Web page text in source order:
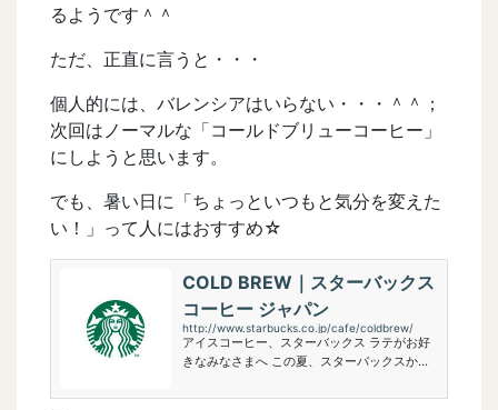
るようです＾＾
ただ、正直に言うと・・・
個人的には、バレンシアはいらない・・・＾＾；
次回はノーマルな「コールドブリューコーヒー」
にしようと思います。
でも、暑い日に「ちょっといつもと気分を変えた
い！」って人にはおすすめ☆
COLD BREW｜スターバックス
コーヒー ジャパン
http://www.starbucks.co.jp/cafe/coldbrew/
アイスコーヒー、スターバックス ラテがお好
きなみなさまへ この夏、スターバックスから